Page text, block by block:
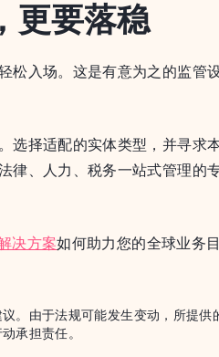
更要落稳
入场。这是有意为之的监管
选择适配的实体类型，并寻求
律、人力、税务一站式管理的
决方案如何助力您的全球业务目
。由于法规可能发生变动，所提
承担责任。